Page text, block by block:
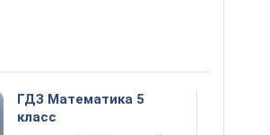
ГДЗ Математика 5
класс